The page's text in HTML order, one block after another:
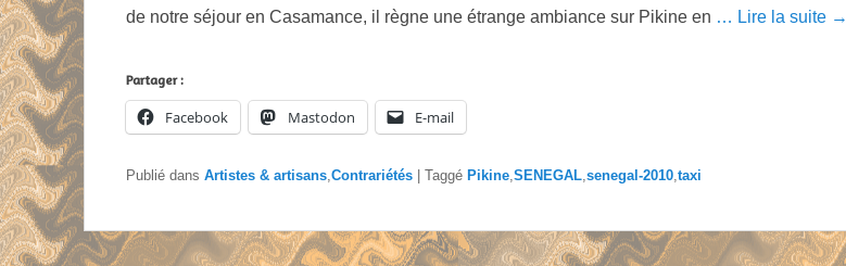
de notre séjour en Casamance, il règne une étrange ambiance sur Pikine en … Lire la suite →
Partager :
Facebook Mastodon E-mail
Publié dans Artistes & artisans Contrariétés Taggé Pikine SENEGAL senegal-2010 taxi